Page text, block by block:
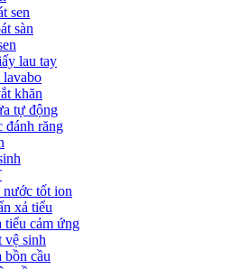
sen
sàn
lau tay
lavabo
khăn
tự động
đánh răng
tốt ion
xả tiểu
tiểu cảm ứng
sinh
bồn cầu